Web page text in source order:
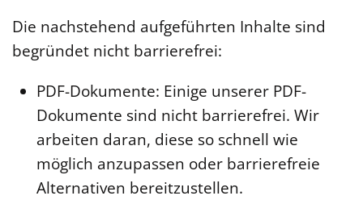
Die nachstehend aufgeführten Inhalte sind
begründet nicht barrierefrei:
PDF-Dokumente: Einige unserer PDF-
Dokumente sind nicht barrierefrei. Wir
arbeiten daran, diese so schnell wie
möglich anzupassen oder barrierefreie
Alternativen bereitzustellen.